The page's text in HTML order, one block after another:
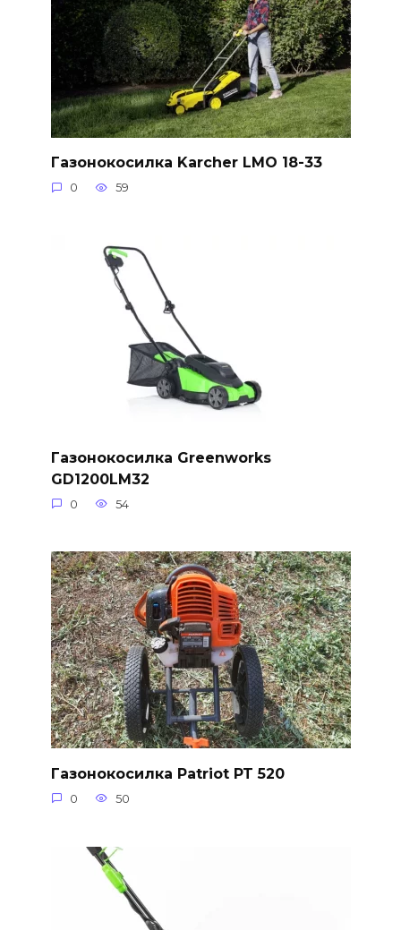
Газонокосилка Karcher LMO 18-33
0 59
Газонокосилка Greenworks
GD1200LM32
0 54
Газонокосилка Patriot PT 520
0 50